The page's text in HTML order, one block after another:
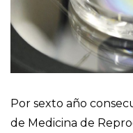
Por sexto año
de Medicina de